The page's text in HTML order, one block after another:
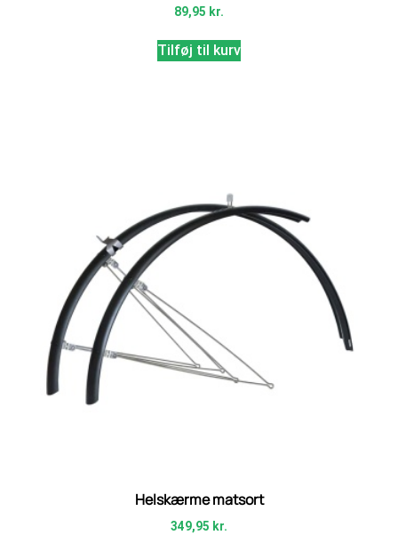
89,95 kr.
Tilføj til kurv
Helskærme matsort
349,95 kr.